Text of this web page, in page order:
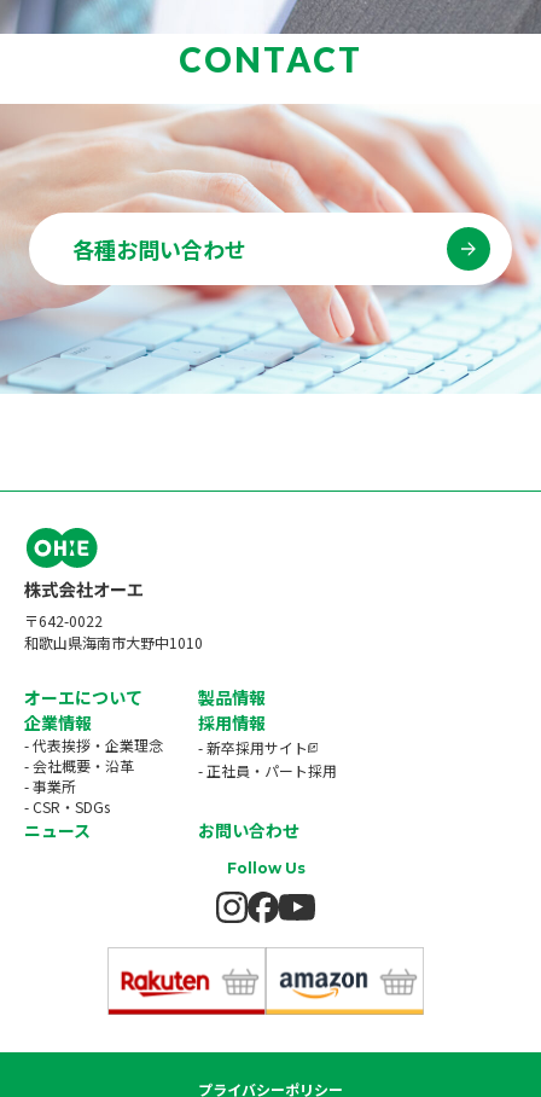
CONTACT
各種お問い合わせ
〒642-0022
和歌山県海南市大野中1010
オーエについて
製品情報
企業情報
- 代表挨拶・企業理念
- 会社概要・沿革
- 事業所
- CSR・SDGs
採用情報
- 新卒採用サイト
- 正社員・パート採用
ニュース お問い合わせ
Follow Us
プライバシーポリシー